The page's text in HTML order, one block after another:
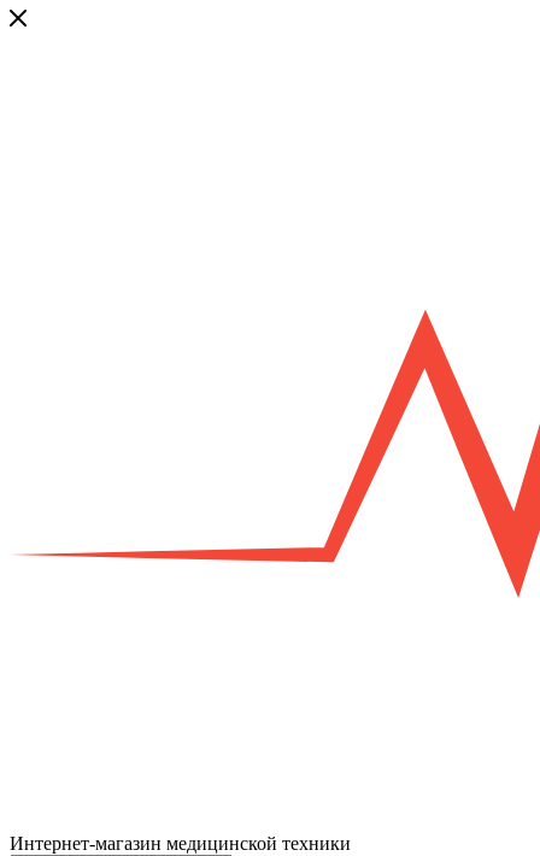
Интернет-магазин медицинской техники